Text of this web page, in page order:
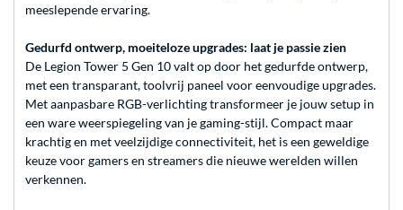
meeslepende ervaring.
Gedurfd ontwerp, moeiteloze upgrades: laat je passie zien
De Legion Tower 5 Gen 10 valt op door het gedurfde ontwerp,
met een transparant, toolvrij paneel voor eenvoudige upgrades.
Met aanpasbare RGB-verlichting transformeer je jouw setup in
een ware weerspiegeling van je gaming-stijl. Compact maar
krachtig en met veelzijdige connectiviteit, het is een geweldige
keuze voor gamers en streamers die nieuwe werelden willen
verkennen.